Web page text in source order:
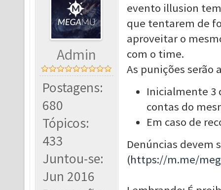
Admin
Postagens:
680
Tópicos:
433
Juntou-se:
Jun 2016
evento illusion
que tentarem de
aproveitar o
com o time.
As punições serão
Inicialmente 3
contas do
Em caso de
Denúncias devem
(https://m.me/